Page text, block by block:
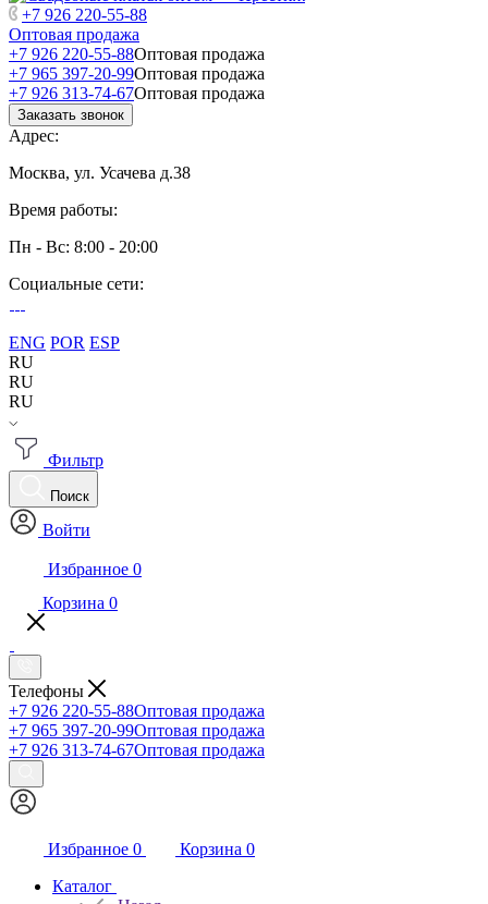
+7 926 220-55-88
Оптовая продажа
+7 926 220-55-88Оптовая продажа
+7 965 397-20-99Оптовая продажа
+7 926 313-74-67Оптовая продажа
Заказать звонок
Адрес:
Москва, ул. Усачева д.38
Время работы:
Пн - Вс: 8:00 - 20:00
Социальные сети:
ENG POR ESP
RU
RU
RU
Фильтр
Поиск
Войти
Избранное 0
Корзина 0
Телефоны
+7 926 220-55-88Оптовая продажа
+7 965 397-20-99Оптовая продажа
+7 926 313-74-67Оптовая продажа
Избранное 0 Корзина 0
Каталог